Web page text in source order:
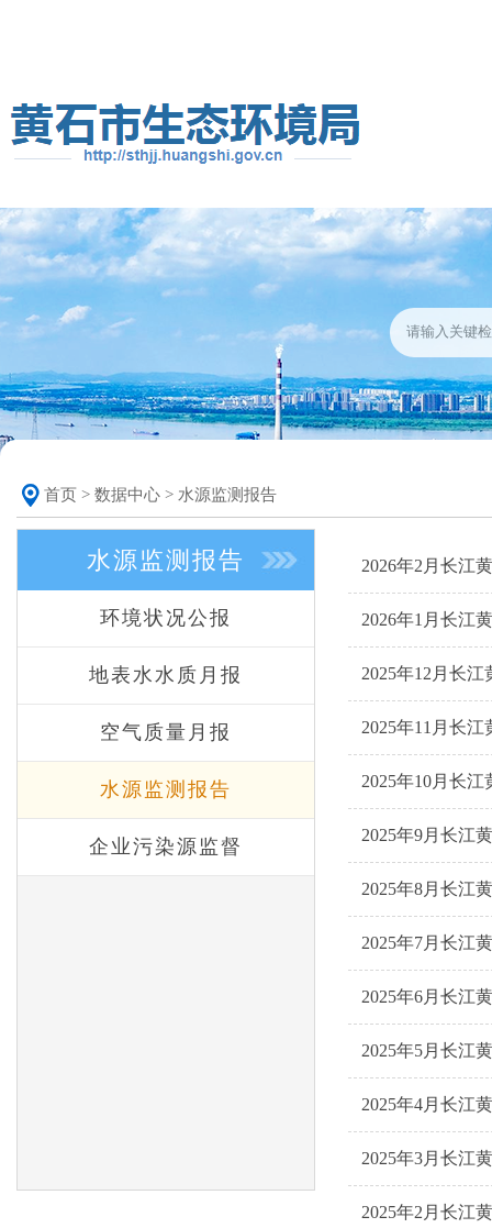
首页 > 数据中心 > 水源监测报告
水源监测报告
环境状况公报
地表水水质月报
空气质量月报
水源监测报告
企业污染源监督
2026年2月长江
2026年1月长江
2025年12月长
2025年11月长
2025年10月长
2025年9月长江
2025年8月长江
2025年7月长江
2025年6月长江
2025年5月长江
2025年4月长江
2025年3月长江
2025年2月长江